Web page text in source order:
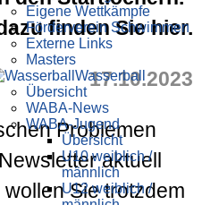
Eigene Wettkämpfe
Förderverein Schwimmen
Externe Links
Masters
Wasser­ball
Übersicht
WABA-News
WABA-Jugend
Übersicht
U10 weiblich /
männlich
U12 weiblich /
finden Sie hier.
17.10.2023
Problemen
aktuell
Sie trotzdem